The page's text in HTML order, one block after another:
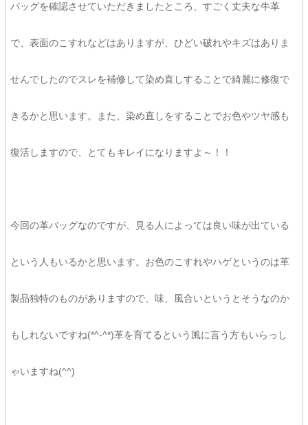
バッグを確認させていただきましたところ、すごく丈夫な牛革
で、表面のこすれなどはありますが、ひどい破れやキズはありま
せんでしたのでスレを補修して染め直しすることで綺麗に修復で
きるかと思います。また、染め直しをすることでお色やツヤ感も
復活しますので、とてもキレイになりますよ～！！
今回の革バッグなのですが、見る人によっては良い味が出ている
という人もいるかと思います。お色のこすれやハゲというのは革
製品独特のものがありますので、味、風合いというとそうなのか
もしれないですね(*^-^*)革を育てるという風に言う方もいらっし
ゃいますね(^^)